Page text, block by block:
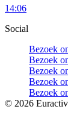
14:06
Social
Bezoek
Bezoek
Bezoek
Bezoek
Bezoek
© 2026